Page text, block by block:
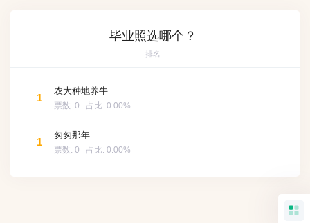
毕业照选哪个？
排名
1
农大种地养牛
票数: 0 占比: 0.00%
1
匆匆那年
票数: 0 占比: 0.00%